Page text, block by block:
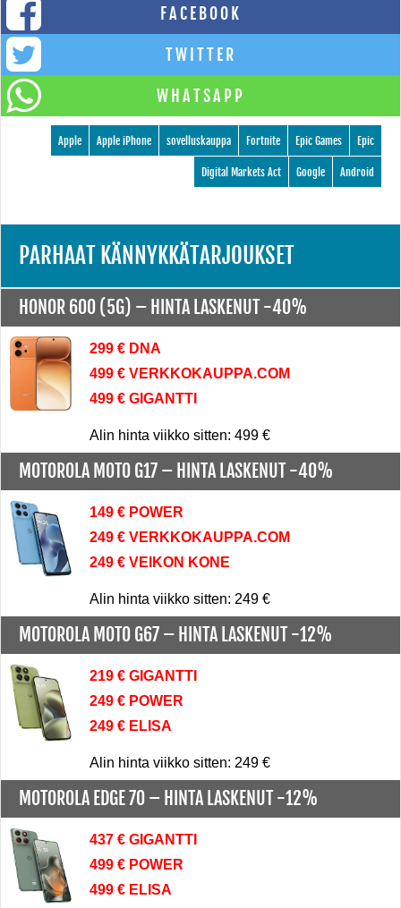
FACEBOOK
TWITTER
WHATSAPP
Epic
Epic Games
Fortnite
sovelluskauppa
Apple iPhone
Apple
Android
Google
Digital Markets Act
PARHAAT KÄNNYKKÄTARJOUKSET
HONOR 600 (5G) – HINTA LASKENUT -40%
299 € DNA
499 € VERKKOKAUPPA.COM
499 € GIGANTTI
Alin hinta viikko sitten: 499 €
MOTOROLA MOTO G17 – HINTA LASKENUT -40%
149 € POWER
249 € VERKKOKAUPPA.COM
249 € VEIKON KONE
Alin hinta viikko sitten: 249 €
MOTOROLA MOTO G67 – HINTA LASKENUT -12%
219 € GIGANTTI
249 € POWER
249 € ELISA
Alin hinta viikko sitten: 249 €
MOTOROLA EDGE 70 – HINTA LASKENUT -12%
437 € GIGANTTI
499 € POWER
499 € ELISA